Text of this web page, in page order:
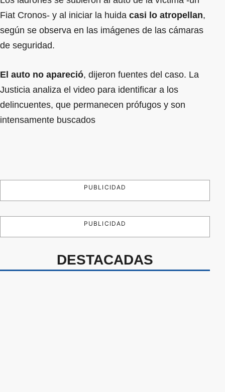
Fiat Cronos- y al iniciar la huida casi lo atropellan,
según se observa en las imágenes de las cámaras
de seguridad.
El auto no apareció, dijeron fuentes del caso. La
Justicia analiza el video para identificar a los
delincuentes, que permanecen prófugos y son
intensamente buscados
PUBLICIDAD
PUBLICIDAD
DESTACADAS